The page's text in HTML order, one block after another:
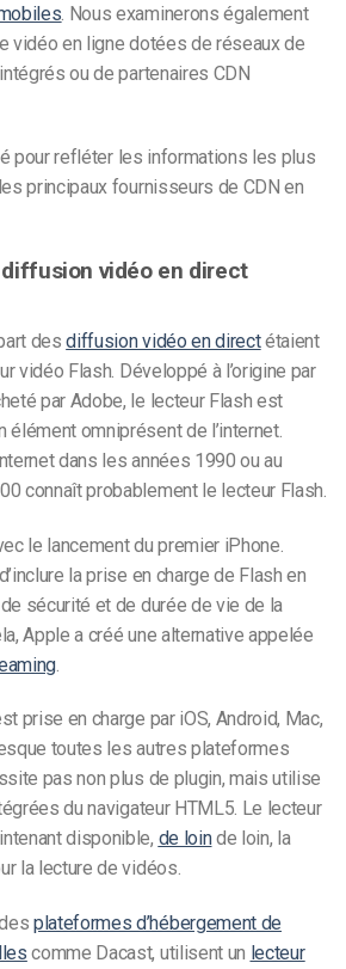
. Nous examinerons également
vidéo en ligne dotées de réseaux de
ou de partenaires CDN
pour refléter les informations les plus
principaux fournisseurs de CDN en
diffusion vidéo en direct
desdiffusion vidéo en directétaient
vidéo Flash. Développé à l’origine par
par Adobe, le lecteur Flash est
élément omniprésent de l’internet.
dans les années 1990 ou au
connaît probablement le lecteur Flash.
le lancement du premier iPhone.
la prise en charge de Flash en
sécurité et de durée de vie de la
Apple a créé une alternative appelée
prise en charge par iOS, Android, Mac,
toutes les autres plateformes
pas non plus de plugin, mais utilise
du navigateur HTML5. Le lecteur
disponible, de loinde loin, la
la lecture de vidéos.
plateformes d’hébergement de
comme Dacast, utilisent un lecteur